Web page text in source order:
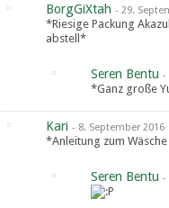
BorgGiXtah - 29.
*Riesige Packung
abstell*
Seren Bentu -
*Ganz große
Kari - 8. September 2016
*Anleitung zum
Seren Bentu -